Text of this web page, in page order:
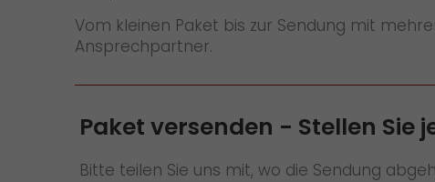
Vom kleinen Paket bis zur Sendung mit
Ansprechpartner.
Paket versenden - Stellen Sie
Bitte teilen Sie uns mit, wo die Sendung